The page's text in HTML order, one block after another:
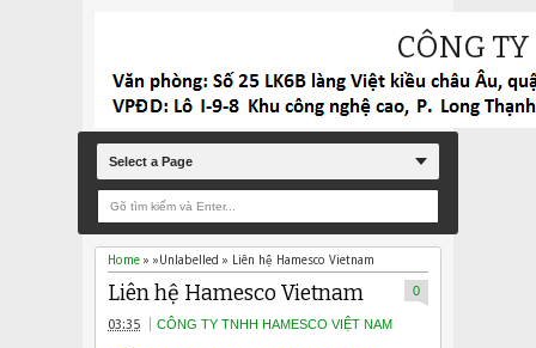
CÔNG
Select a Page
Home » »Unlabelled » Liên hệ Hamesco Vietnam
Liên hệ Hamesco Vietnam
03:35 CÔNG TY TNHH HAMESCO VIỆT NAM
0